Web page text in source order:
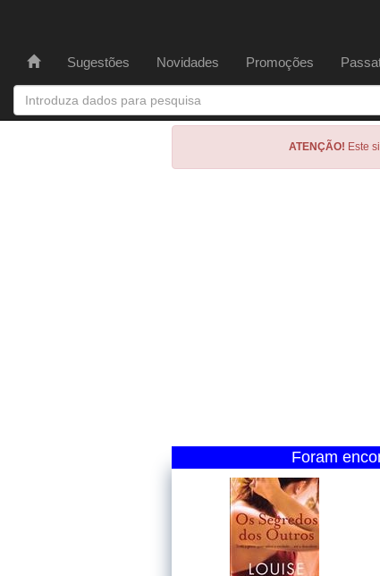
Sugestões Novidades Promoções
ATENÇÃO! Este
Foram